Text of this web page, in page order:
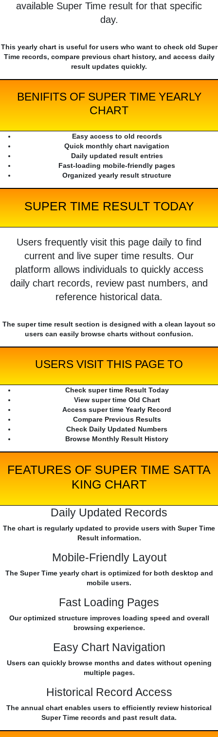
available Super Time result for that specific
day.
This yearly chart is useful for users who want to check old Super
Time records, compare previous chart history, and access daily
result updates quickly.
BENIFITS OF SUPER TIME YEARLY
CHART
Easy access to old records
Quick monthly chart navigation
Daily updated result entries
Fast-loading mobile-friendly pages
Organized yearly result structure
SUPER TIME RESULT TODAY
Users frequently visit this page daily to find
current and live super time results. Our
platform allows individuals to quickly access
daily chart records, review past numbers, and
reference historical data.
The super time result section is designed with a clean layout so
users can easily browse charts without confusion.
USERS VISIT THIS PAGE TO
Check super time Result Today
View super time Old Chart
Access super time Yearly Record
Compare Previous Results
Check Daily Updated Numbers
Browse Monthly Result History
FEATURES OF SUPER TIME SATTA
KING CHART
Daily Updated Records
The chart is regularly updated to provide users with Super Time
Result information.
Mobile-Friendly Layout
The Super Time yearly chart is optimized for both desktop and
mobile users.
Fast Loading Pages
Our optimized structure improves loading speed and overall
browsing experience.
Easy Chart Navigation
Users can quickly browse months and dates without opening
multiple pages.
Historical Record Access
The annual chart enables users to efficiently review historical
Super Time records and past result data.